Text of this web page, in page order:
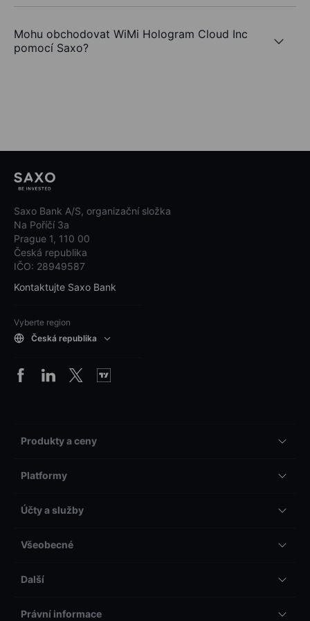
Mohu obchodovat WiMi Hologram Cloud Inc
pomocí Saxo?
Saxo Bank A/S, organizační složka
Na Poříčí 3a
Prague 1, 110 00
Česká republika
IČO: 28949587
Kontaktujte Saxo Bank
Vyberte region
Česká republika
Produkty a ceny
Platformy
Účty a služby
Všeobecné
Další
Právní informace